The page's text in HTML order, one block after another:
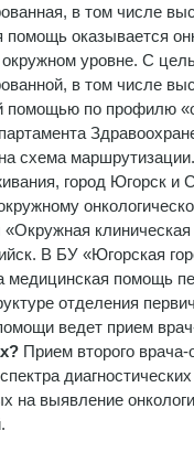
в том числе
помощь оказывается
уровне. С
в том числе
помощью по профилю
схема
город Югорск и
клиническая
В БУ «Югорская
медицинская помощь
отделения
ведет прием
Прием второго врача-
на выявление